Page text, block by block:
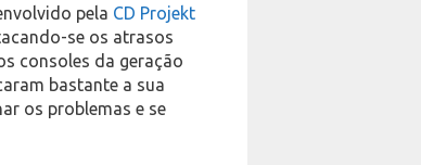
pela CD Projekt
se os atrasos
consoles da geração
bastante a sua
os problemas e se